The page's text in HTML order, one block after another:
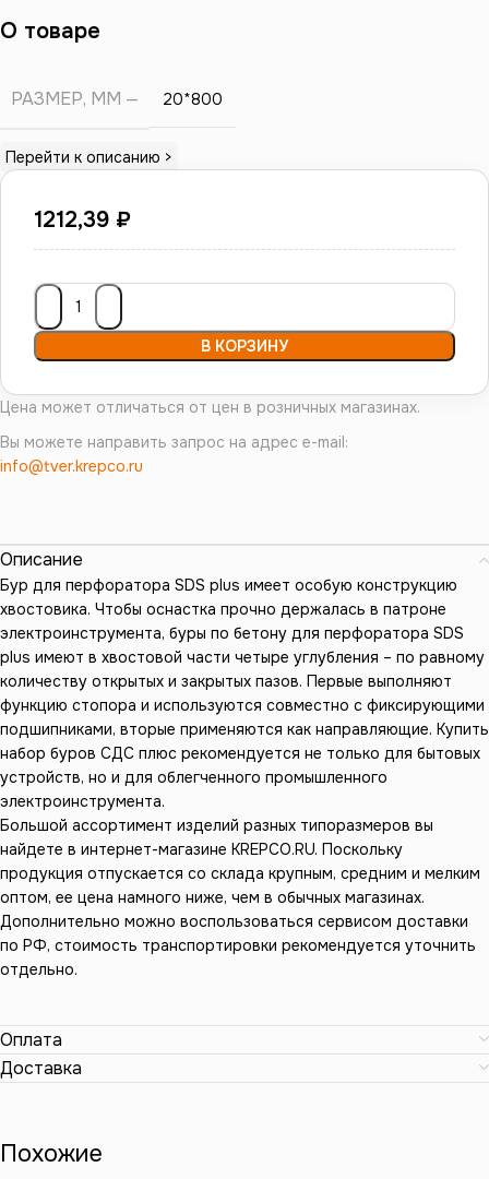
1212,39 ₽
В КОРЗИНУ
Цена может отличаться от цен в розничных магазинах.
Вы можете направить запрос на адрес e-mail:
info@tver.krepco.ru
О товаре
РАЗМЕР, ММ 20*800
Перейти к описанию >
Описание
Бур для перфоратора SDS plus имеет особую конструкцию
хвостовика. Чтобы оснастка прочно держалась в патроне
электроинструмента, буры по бетону для перфоратора SDS
plus имеют в хвостовой части четыре углубления – по равному
количеству открытых и закрытых пазов. Первые выполняют
функцию стопора и используются совместно с фиксирующими
подшипниками, вторые применяются как направляющие. Купить
набор буров СДС плюс рекомендуется не только для бытовых
устройств, но и для облегченного промышленного
электроинструмента.
Большой ассортимент изделий разных типоразмеров вы
найдете в интернет-магазине KREPCO.RU. Поскольку
продукция отпускается со склада крупным, средним и мелким
оптом, ее цена намного ниже, чем в обычных магазинах.
Дополнительно можно воспользоваться сервисом доставки
по РФ, стоимость транспортировки рекомендуется уточнить
отдельно.
Оплата
Доставка
Похожие